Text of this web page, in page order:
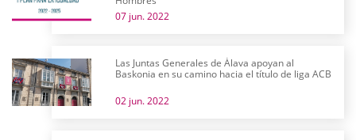
07 jun. 2022
Las Juntas Generales de Álava apoyan al
Baskonia en su camino hacia el título de liga ACB
02 jun. 2022